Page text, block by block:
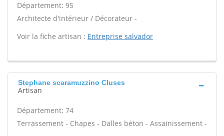
Département: 95
Architecte d'intérieur / Décorateur -
Voir la fiche artisan : Entreprise salvador
Stephane scaramuzzino Cluses
Artisan
Département: 74
Terrassement - Chapes - Dalles béton - Assainissement -